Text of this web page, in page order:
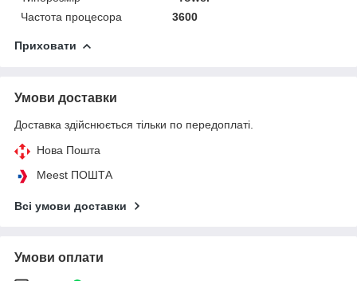
Частота процесора
3600
Приховати
Умови доставки
Доставка здійснюється тільки по передоплаті.
Нова Пошта
Meest ПОШТА
Всі умови доставки
Умови оплати